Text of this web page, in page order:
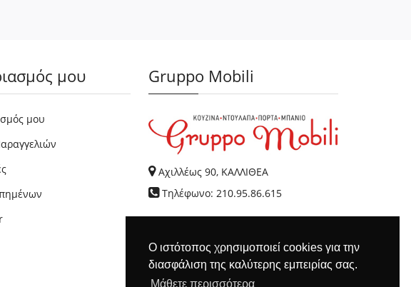
Ο ιστότοπος χρησιμοποιεί cookies για την
διασφάλιση της καλύτερης εμπειρίας σας.
Μάθετε περισσότερα
μου
μου
Gruppo Mobili
Αχιλλέως 90, ΚΑΛΛΙΘΕΑ
Τηλέφωνο: 210.95.86.615